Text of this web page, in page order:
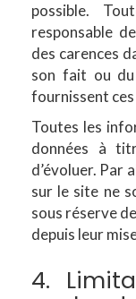
possible.
responsable
des carences
son fait ou
fournissent
Toutes les
données à
d’évoluer. Par
sur le site ne
sous réserve
depuis leur
4.